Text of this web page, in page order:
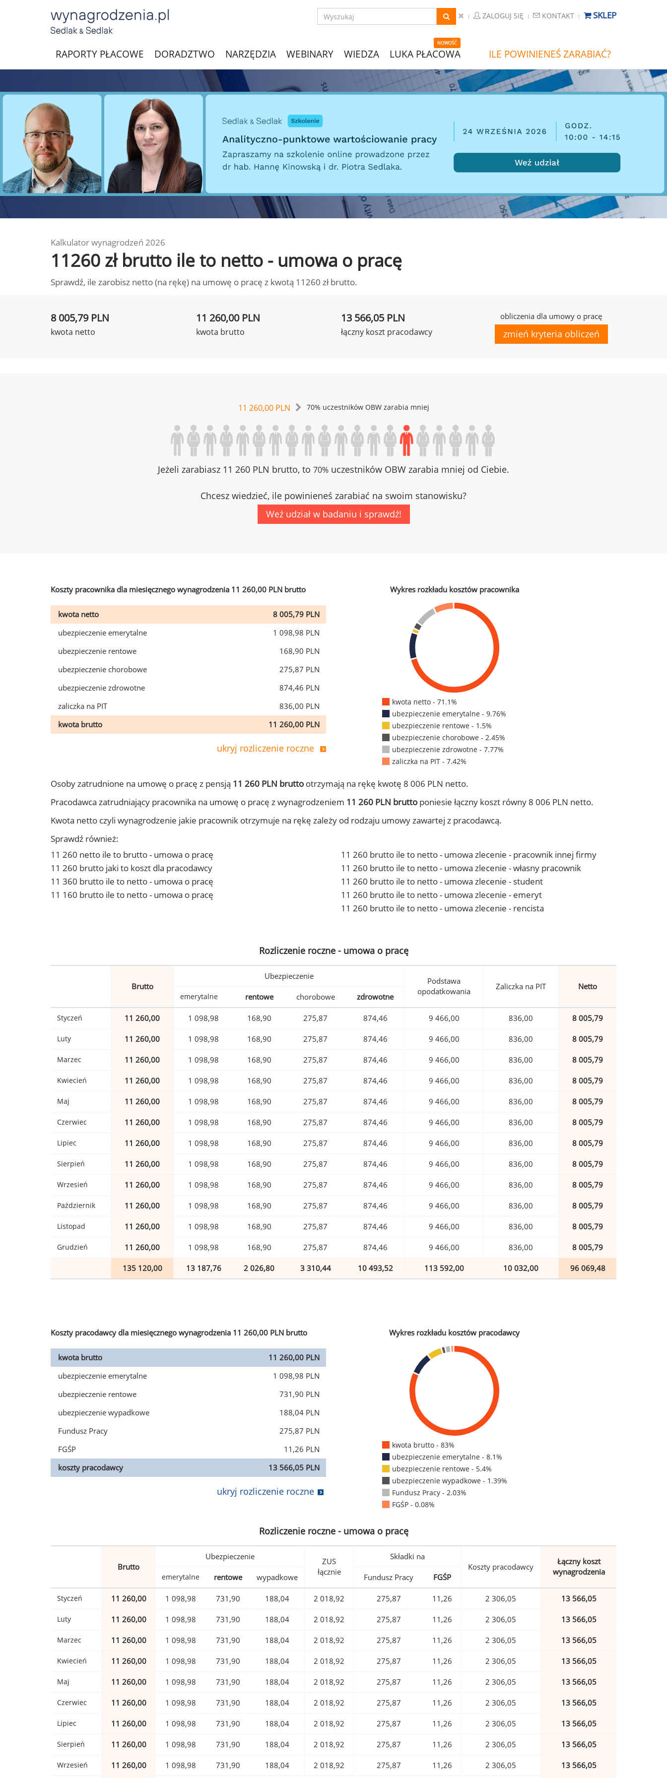
ZALOGUJ SIĘ KONTAKT SKLEP
RAPORTY PŁACOWE DORADZTWO NARZĘDZIA WEBINARY WIEDZA
NOWOŚĆ
LUKA PŁACOWA ILE POWINIENEŚ ZARABIAĆ?
Kalkulator wynagrodzeń 2026
11260 zł brutto ile to netto - umowa o pracę
Sprawdź, ile zarobisz netto (na rękę) na umowę o pracę z kwotą 11260 zł brutto.
8 005,79 PLN
kwota netto
11 260,00 PLN
kwota brutto
13 566,05 PLN
łączny koszt pracodawcy
obliczenia dla umowy o pracę
zmień kryteria obliczeń
11 260,00 PLN 70% uczestników OBW zarabia mniej
Jeżeli zarabiasz 11 260 PLN brutto, to 70% uczestników OBW zarabia mniej od Ciebie.
Chcesz wiedzieć, ile powinieneś zarabiać na swoim stanowisku?
Weź udział w badaniu i sprawdź!
Koszty pracownika dla miesięcznego wynagrodzenia 11 260,00 PLN brutto
kwota netto
8 005,79 PLN
ubezpieczenie emerytalne
1 098,98 PLN
ubezpieczenie rentowe
168,90 PLN
ubezpieczenie chorobowe
275,87 PLN
ubezpieczenie zdrowotne
874,46 PLN
zaliczka na PIT
836,00 PLN
kwota brutto
11 260,00 PLN
ukryj rozliczenie roczne
Wykres rozkładu kosztów pracownika
kwota netto - 71.1%
ubezpieczenie emerytalne - 9.76%
ubezpieczenie rentowe - 1.5%
ubezpieczenie chorobowe - 2.45%
ubezpieczenie zdrowotne - 7.77%
zaliczka na PIT - 7.42%
Osoby zatrudnione na umowę o pracę z pensją 11 260 PLN brutto otrzymają na rękę kwotę 8 006 PLN netto.
Pracodawca zatrudniający pracownika na umowę o pracę z wynagrodzeniem 11 260 PLN brutto poniesie łączny koszt równy 8 006 PLN netto.
Kwota netto czyli wynagrodzenie jakie pracownik otrzymuje na rękę zależy od rodzaju umowy zawartej z pracodawcą.
Sprawdź również:
11 260 netto ile to brutto - umowa o pracę
11 260 brutto jaki to koszt dla pracodawcy
11 360 brutto ile to netto - umowa o pracę
11 160 brutto ile to netto - umowa o pracę
11 260 brutto ile to netto - umowa zlecenie - pracownik innej firmy
11 260 brutto ile to netto - umowa zlecenie - własny pracownik
11 260 brutto ile to netto - umowa zlecenie - student
11 260 brutto ile to netto - umowa zlecenie - emeryt
11 260 brutto ile to netto - umowa zlecenie - rencista
Rozliczenie roczne - umowa o pracę
Brutto
Ubezpieczenie
Podstawa
opodatkowania
Zaliczka na PIT Netto
emerytalne rentowe chorobowe zdrowotne
Styczeń 11 260,00 1 098,98 168,90 275,87 874,46 9 466,00 836,00 8 005,79
Luty 11 260,00 1 098,98 168,90 275,87 874,46 9 466,00 836,00 8 005,79
Marzec 11 260,00 1 098,98 168,90 275,87 874,46 9 466,00 836,00 8 005,79
Kwiecień 11 260,00 1 098,98 168,90 275,87 874,46 9 466,00 836,00 8 005,79
Maj 11 260,00 1 098,98 168,90 275,87 874,46 9 466,00 836,00 8 005,79
Czerwiec 11 260,00 1 098,98 168,90 275,87 874,46 9 466,00 836,00 8 005,79
Lipiec 11 260,00 1 098,98 168,90 275,87 874,46 9 466,00 836,00 8 005,79
Sierpień 11 260,00 1 098,98 168,90 275,87 874,46 9 466,00 836,00 8 005,79
Wrzesień 11 260,00 1 098,98 168,90 275,87 874,46 9 466,00 836,00 8 005,79
Październik 11 260,00 1 098,98 168,90 275,87 874,46 9 466,00 836,00 8 005,79
Listopad 11 260,00 1 098,98 168,90 275,87 874,46 9 466,00 836,00 8 005,79
Grudzień 11 260,00 1 098,98 168,90 275,87 874,46 9 466,00 836,00 8 005,79
135 120,00 13 187,76 2 026,80 3 310,44 10 493,52 113 592,00 10 032,00 96 069,48
Koszty pracodawcy dla miesięcznego wynagrodzenia 11 260,00 PLN brutto
kwota brutto
11 260,00 PLN
ubezpieczenie emerytalne
1 098,98 PLN
ubezpieczenie rentowe
731,90 PLN
ubezpieczenie wypadkowe
188,04 PLN
Fundusz Pracy
275,87 PLN
FGŚP
11,26 PLN
koszty pracodawcy
13 566,05 PLN
ukryj rozliczenie roczne
Wykres rozkładu kosztów pracodawcy
kwota brutto - 83%
ubezpieczenie emerytalne - 8.1%
ubezpieczenie rentowe - 5.4%
ubezpieczenie wypadkowe - 1.39%
Fundusz Pracy - 2.03%
FGŚP - 0.08%
Rozliczenie roczne - umowa o pracę
Brutto
Ubezpieczenie
ZUS
łącznie
Składki na
Koszty pracodawcy
Łączny koszt
wynagrodzenia
emerytalne rentowe wypadkowe Fundusz Pracy FGŚP
Styczeń 11 260,00 1 098,98 731,90 188,04 2 018,92 275,87 11,26 2 306,05 13 566,05
Luty 11 260,00 1 098,98 731,90 188,04 2 018,92 275,87 11,26 2 306,05 13 566,05
Marzec 11 260,00 1 098,98 731,90 188,04 2 018,92 275,87 11,26 2 306,05 13 566,05
Kwiecień 11 260,00 1 098,98 731,90 188,04 2 018,92 275,87 11,26 2 306,05 13 566,05
Maj 11 260,00 1 098,98 731,90 188,04 2 018,92 275,87 11,26 2 306,05 13 566,05
Czerwiec 11 260,00 1 098,98 731,90 188,04 2 018,92 275,87 11,26 2 306,05 13 566,05
Lipiec 11 260,00 1 098,98 731,90 188,04 2 018,92 275,87 11,26 2 306,05 13 566,05
Sierpień 11 260,00 1 098,98 731,90 188,04 2 018,92 275,87 11,26 2 306,05 13 566,05
Wrzesień 11 260,00 1 098,98 731,90 188,04 2 018,92 275,87 11,26 2 306,05 13 566,05